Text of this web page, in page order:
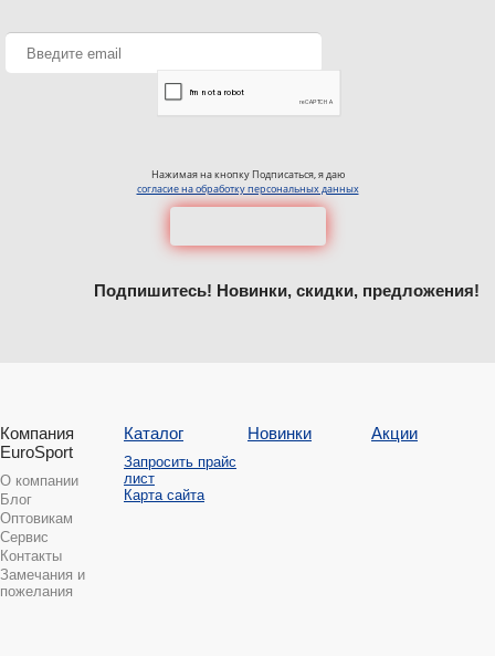
Нажимая на кнопку Подписаться, я даю
согласие на обработку персональных данных
Подпишитесь! Новинки, скидки, предложения!
Компания
EuroSport
О компании
Блог
Оптовикам
Сервис
Контакты
Замечания и
пожелания
Каталог
Запросить прайс
лист
Карта сайта
Новинки Акции